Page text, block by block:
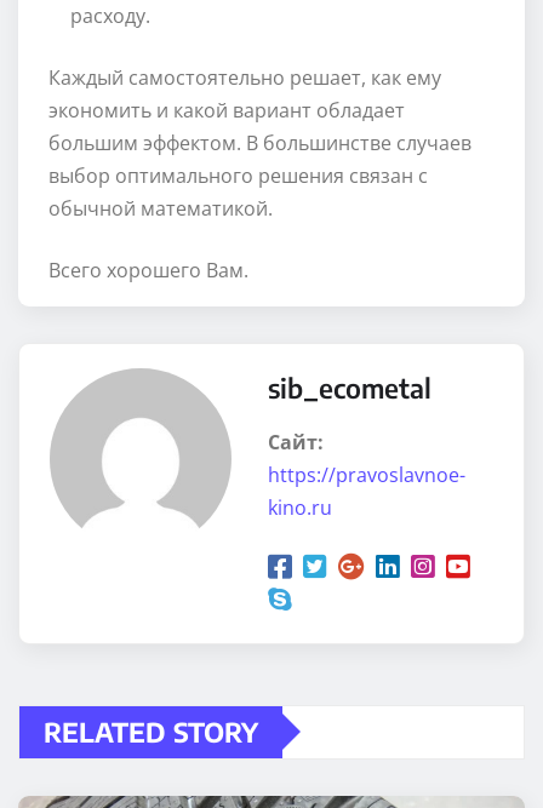
расходу.
Каждый самостоятельно решает, как ему
экономить и какой вариант обладает
большим эффектом. В большинстве случаев
выбор оптимального решения связан с
обычной математикой.
Всего хорошего Вам.
sib_ecometal
Сайт:
https://pravoslavnoe-
kino.ru
RELATED STORY